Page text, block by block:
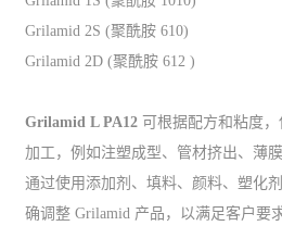
Grilamid 2S (聚酰胺 610)
Grilamid 2D (聚酰胺 612 )
Grilamid L PA12 可根据配方和粘度
加工，例如注塑成型、管材挤出、薄
通过使用添加剂、填料、颜料、塑化
确调整 Grilamid 产品，以满足客户要